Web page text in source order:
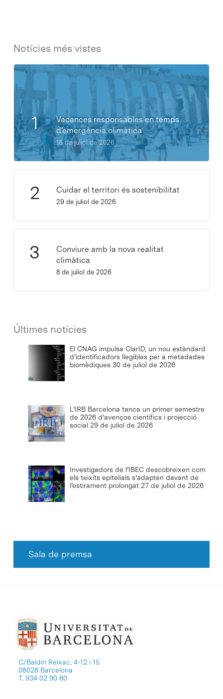
Notícies més vistes
Vacances responsables en temps
d’emergència climàtica
15 de juliol de 2026
Cuidar el territori és sostenibilitat
29 de juliol de 2026
Conviure amb la nova realitat
climàtica
8 de juliol de 2026
Últimes notícies
El CNAG impulsa ClarID, un nou estàndard
d’identificadors llegibles per a metadades
biomèdiques 30 de juliol de 2026
L’IRB Barcelona tanca un primer semestre
de 2026 d’avenços científics i projecció
social 29 de juliol de 2026
Investigadors de l’IBEC descobreixen com
els teixits epitelials s’adapten davant de
l’estirament prolongat 27 de juliol de 2026
Sala de premsa
C/Baldiri Reixac, 4-12 i 15
08028 Barcelona
T. 934 02 90 60